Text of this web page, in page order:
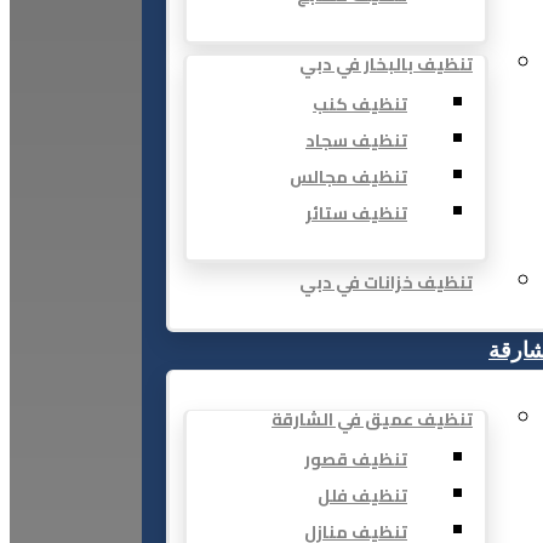
تنظيف بالبخار في دبي
تنظيف كنب
تنظيف سجاد
تنظيف مجالس
تنظيف ستائر
تنظيف خزانات في دبي
تنظيف عميق في الشارقة
تنظيف قصور
تنظيف فلل
تنظيف منازل